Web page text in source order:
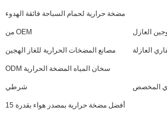
مضخة حرارية لحمام السباحة فائقة الهدوء
من OEM العازل
مصانع المضخات الحرارية للغاز الهجين العازلة
ODM سخان المياه المضخة الحرارية
شرطي المخصص
أفضل مضخة حرارية بمصدر هواء بقدرة 15